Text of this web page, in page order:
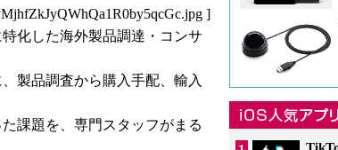
]
化した海外製品調達・コンサ
製品調査から購入手配、輸入
課題を、専門スタッフがまる